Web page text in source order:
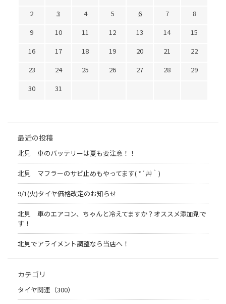
2
3 4 5 6 7
8
9
10 11 12 13 14
15
16
17 18 19 20 21
22
23
24 25 26 27 28
29
30
31
最近の投稿
北見 車のバッテリーは夏も要注意！！
北見 マフラーのサビ止めもやってます( *´艸｀)
9/1(火)タイヤ価格改定のお知らせ
北見 車のエアコン、ちゃんと冷えてますか？オススメ添加剤で
す！
北見でアライメント調整なら当店へ！
カテゴリ
タイヤ関連（300）